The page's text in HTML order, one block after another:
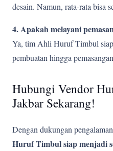
desain. Namun, rata-rata bisa
4. Apakah melayani
Ya, tim Ahli Huruf Timbul
pembuatan hingga
Hubungi Vendor
Jakbar Sekarang!
Dengan dukungan
Huruf Timbul siap menjadi